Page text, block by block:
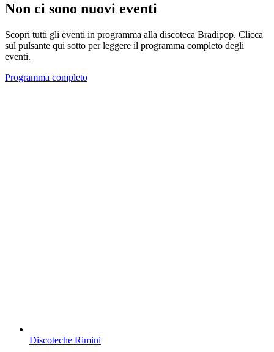
Non ci sono nuovi eventi
Scopri tutti gli eventi in programma alla discoteca Bradipop. Clicca
sul pulsante qui sotto per leggere il programma completo degli
eventi.
Programma completo
Discoteche Rimini